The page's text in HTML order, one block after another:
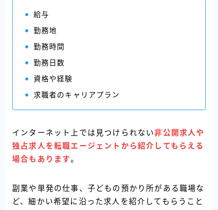
給与
勤務地
勤務時間
勤務日数
資格や経験
求職者のキャリアプラン
インターネット上では見つけられない非公開求人や
独占求人を転職エージェントから紹介してもらえる
場合もあります。
副業や単発の仕事、子どもの預かり所がある職場な
ど、細かい希望に沿った求人を紹介してもらうこと